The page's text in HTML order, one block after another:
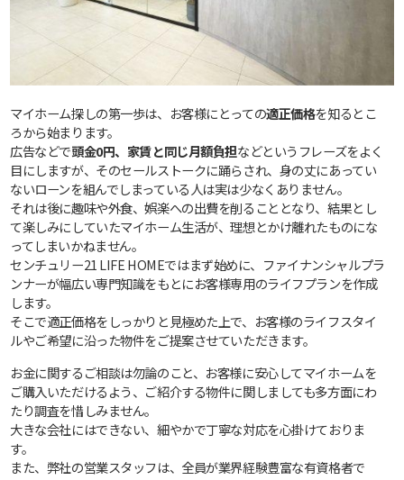
マイホーム探しの第一歩は、お客様にとっての適正価格を知るとこ
ろから始まります。
広告などで頭金0円、家賃と同じ月額負担などというフレーズをよく
目にしますが、そのセールストークに踊らされ、身の丈にあってい
ないローンを組んでしまっている人は実は少なくありません。
それは後に趣味や外食、娯楽への出費を削ることとなり、結果とし
て楽しみにしていたマイホーム生活が、理想とかけ離れたものにな
ってしまいかねません。
センチュリー21 LIFE HOMEではまず始めに、ファイナンシャルプラ
ンナーが幅広い専門知識をもとにお客様専用のライフプランを作成
します。
そこで適正価格をしっかりと見極めた上で、お客様のライフスタイ
ルやご希望に沿った物件をご提案させていただきます。
お金に関するご相談は勿論のこと、お客様に安心してマイホームを
ご購入いただけるよう、ご紹介する物件に関しましても多方面にわ
たり調査を惜しみません。
大きな会社にはできない、細やかで丁寧な対応を心掛けておりま
す。
また、弊社の営業スタッフは、全員が業界経験豊富な有資格者で